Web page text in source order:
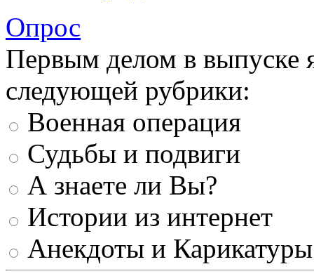
Опрос
Первым делом в выпуске
следующей рубрики:
Военная операция
Судьбы и подвиги
А знаете ли Вы?
Истории из интернет
Анекдоты и Карикатуры